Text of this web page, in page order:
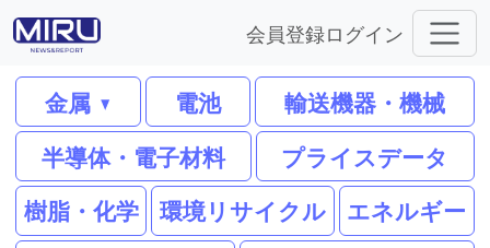
会員登録ログイン
金属 電池
輸送機器・機械
半導体・電子材料
プライスデータ
樹脂・化学
環境リサイクル
エネルギー